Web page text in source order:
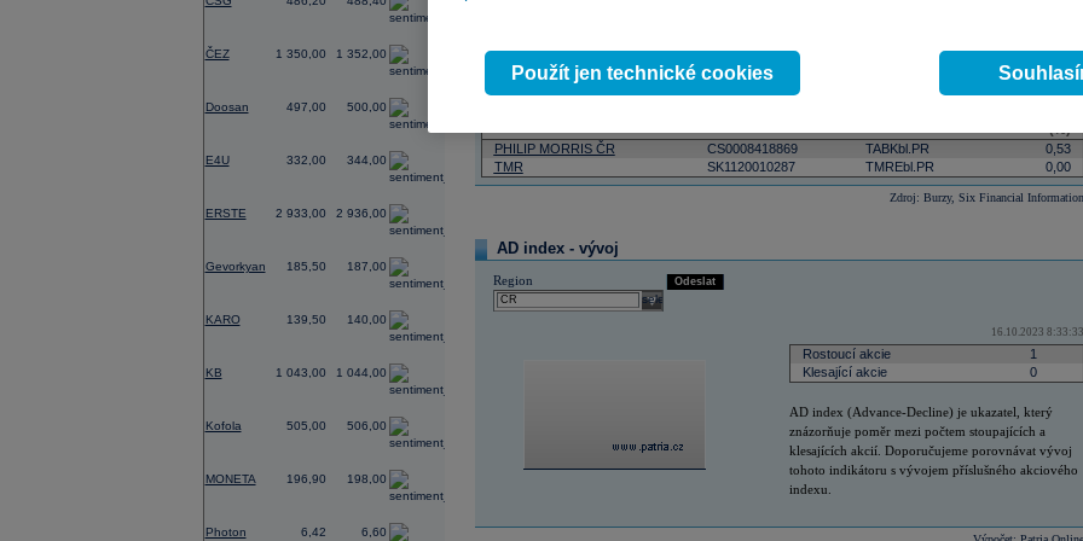
ČEZ 1 350,00 1 352,00
Doosan 497,00 500,00
E4U 332,00 344,00
ERSTE 2 933,00 2 936,00
Gevorkyan 185,50 187,00
-0,54
KARO 139,50 140,00
KB 1 043,00 1 044,00
Kofola 505,00 506,00
MONETA 196,90 198,00
Photon 6,42 6,60
07.08.2026 10:09:40
PHILIP MORRIS ČR
CS0008418869 TABKbl.PR
0,53
TMR
SK1120010287 TMREbl.PR 0,00
Zdroj: Burzy, Six Financial Information
AD index - vývoj
Region
select
Odeslat
16.10.2023 8:33:33
Rostoucí akcie
1
Klesající akcie
0
AD index (Advance-Decline) je ukazatel, který
znázorňuje poměr mezi počtem stoupajících a
klesajících akcií. Doporučujeme porovnávat vývoj
tohoto indikátoru s vývojem příslušného akciového
indexu.
Použít jen technické cookies